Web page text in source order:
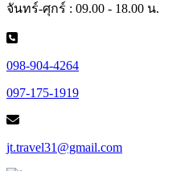
จันทร์-ศุกร์ : 09.00 - 18.00 น.
098-904-4264
097-175-1919
jt.travel31@gmail.com